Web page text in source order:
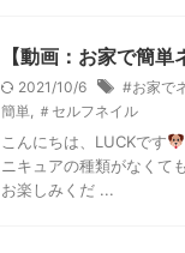
【動画：お家で簡
2021/10/6 #お家で
簡単, ＃セルフネイル
こんにちは、LUCKです
ニキュアの種類がなくて
お楽しみくだ ...